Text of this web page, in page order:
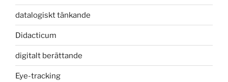
datalogiskt tänkande
Didacticum
digitalt berättande
Eye-tracking